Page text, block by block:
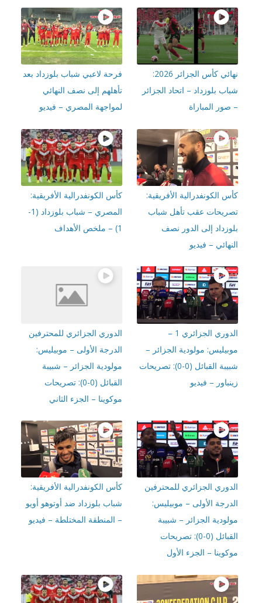
نهائي كأس الجزائر 2026:
بلوزداد – اتحاد الجزائر
المباراة
فرحة لاعبي شباب بلوزداد بعد
تأهلهم إلى نصف النهائي
لمواجهة المصري – فيديو
الكونفدرالية الأفريقية:
عقب تأهل شباب
إلى الدور نصف
– فيديو
كأس الكونفدرالية الأفريقية:
المصري – شباب بلوزداد (1-
الدوري الجزائري 1 –
مولودية الجزائر –
شبيبة القبائل (0-0): تصريحات
– فيديو
الدوري الجزائري للمحترفين
الدرجة الأولى – موبيليس:
مولودية الجزائر – شبيبة
القبائل (0-0): تصريحات
موكوينا – الجزء الثاني
الجزائري للمحترفين
الأولى – موبيليس:
الجزائر – شبيبة
القبائل (0-0): تصريحات
– الجزء الأول
كأس الكونفدرالية الأفريقية:
شباب بلوزداد ضد أوتوهو أويو
– المنطقة المختلطة – فيديو